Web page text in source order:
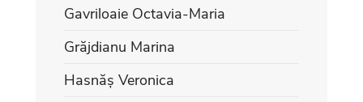
Gavriloaie Octavia-Maria
Grăjdianu Marina
Hasnăș Veronica